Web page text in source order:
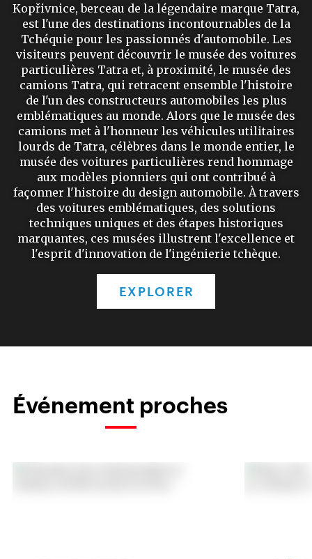
Kopřivnice, berceau de la légendaire marque Tatra,
est l'une des destinations incontournables de la
Tchéquie pour les passionnés d'automobile. Les
visiteurs peuvent découvrir le musée des voitures
particulières Tatra et, à proximité, le musée des
camions Tatra, qui retracent ensemble l'histoire
de l'un des constructeurs automobiles les plus
emblématiques au monde. Alors que le musée des
camions met à l'honneur les véhicules utilitaires
lourds de Tatra, célèbres dans le monde entier, le
musée des voitures particulières rend hommage
aux modèles pionniers qui ont contribué à
façonner l'histoire du design automobile. À travers
des voitures emblématiques, des solutions
techniques uniques et des étapes historiques
marquantes, ces musées illustrent l'excellence et
l'esprit d'innovation de l'ingénierie tchèque.
EXPLORER
Événement proches